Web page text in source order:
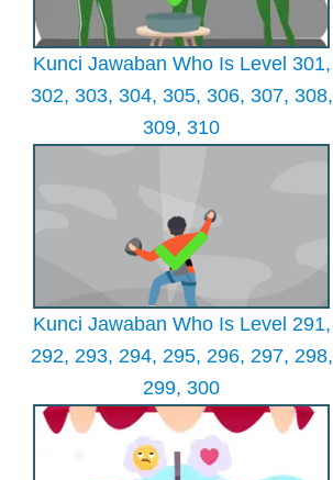
Kunci Jawaban Who Is Level 301,
302, 303, 304, 305, 306, 307, 308,
309, 310
Kunci Jawaban Who Is Level 291,
292, 293, 294, 295, 296, 297, 298,
299, 300